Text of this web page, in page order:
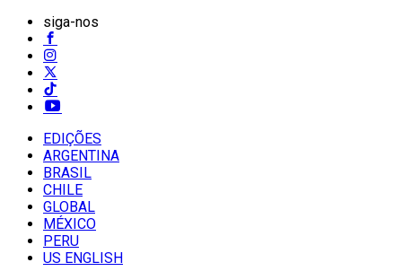
siga-nos
EDIÇÕES
ARGENTINA
BRASIL
CHILE
GLOBAL
MÉXICO
PERU
US ENGLISH